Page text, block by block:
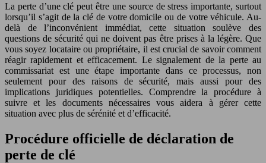
La perte d’une clé peut être une source de stress importante, surtout
lorsqu’il s’agit de la clé de votre domicile ou de votre véhicule. Au-
delà de l’inconvénient immédiat, cette situation soulève des
questions de sécurité qui ne doivent pas être prises à la légère. Que
vous soyez locataire ou propriétaire, il est crucial de savoir comment
réagir rapidement et efficacement. Le signalement de la perte au
commissariat est une étape importante dans ce processus, non
seulement pour des raisons de sécurité, mais aussi pour des
implications juridiques potentielles. Comprendre la procédure à
suivre et les documents nécessaires vous aidera à gérer cette
situation avec plus de sérénité et d’efficacité.
Procédure officielle de déclaration de
perte de clé